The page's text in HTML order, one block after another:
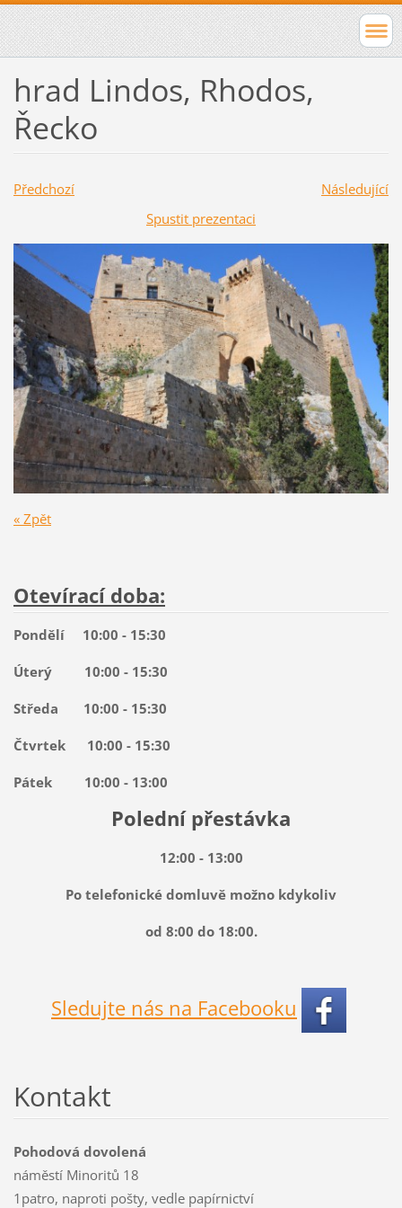
hrad Lindos, Rhodos,
Řecko
Předchozí
Následující
Spustit prezentaci
« Zpět
Otevírací doba:
Pondělí 10:00 - 15:30
Úterý 10:00 - 15:30
Středa 10:00 - 15:30
Čtvrtek 10:00 - 15:30
Pátek 10:00 - 13:00
Polední přestávka
12:00 - 13:00
Po telefonické domluvě možno kdykoliv
od 8:00 do 18:00.
Sledujte nás na Facebooku
Kontakt
Pohodová dovolená
náměstí Minoritů 18
1patro, naproti pošty, vedle papírnictví